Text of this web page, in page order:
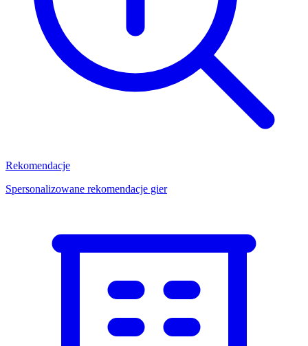
Rekomendacje
Spersonalizowane rekomendacje gier